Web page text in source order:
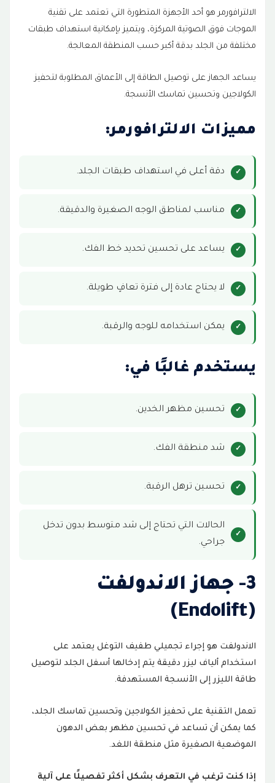
الالترافورمر هو أحد الأجهزة المتطورة التي تعتمد على تقنية
الموجات فوق الصوتية المركزة، ويتميز بإمكانية استهداف طبقات
مختلفة من الجلد بدقة أكبر حسب المنطقة المعالجة.
يساعد الجهاز على توصيل الطاقة إلى الأعماق المطلوبة لتحفيز
الكولاجين وتحسين تماسك الأنسجة.
مميزات الالترافورمر:
دقة أعلى في استهداف طبقات الجلد.
مناسب لمناطق الوجه الصغيرة والدقيقة.
يساعد على تحسين تحديد خط الفك.
لا يحتاج عادة إلى فترة تعافٍ طويلة.
يمكن استخدامه للوجه والرقبة.
يستخدم غالبًا في:
تحسين مظهر الخدين.
شد منطقة الفك.
تحسين ترهل الرقبة.
الحالات التي تحتاج إلى شد متوسط بدون تدخل
جراحي.
3- جهاز الاندولفت
(Endolift)
الاندولفت هو إجراء تجميلي طفيف التوغل يعتمد على
استخدام ألياف ليزر دقيقة يتم إدخالها أسفل الجلد لتوصيل
طاقة الليزر إلى الأنسجة المستهدفة.
تعمل التقنية على تحفيز الكولاجين وتحسين تماسك الجلد،
كما يمكن أن تساعد في تحسين مظهر بعض الدهون
الموضعية الصغيرة مثل منطقة اللغد.
إذا كنت ترغب في التعرف بشكل أكثر تفصيلًا على آلية